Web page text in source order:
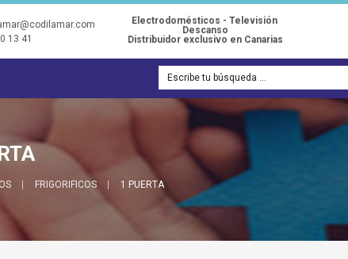
13 41
Electrodomésticos - Televisión
Descanso
Distribuidor exclusivo en Canarias
FRIGORIFICOS 1 PUERTA